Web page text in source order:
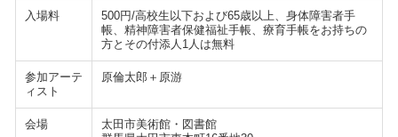
入場料
500円/高校生以下および65歳以上、身体障害者手
帳、精神障害者保健福祉手帳、療育手帳をお持ちの
方とその付添人1人は無料
参加アーテ
ィスト
原倫太郎＋原游
会場
太田市美術館・図書館